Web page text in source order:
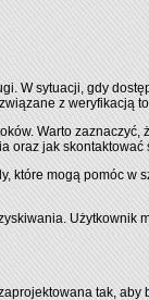
W sytuacji, gdy
z weryfikacją
Warto
oraz jak skontaktować
mogą pomóc
tak,